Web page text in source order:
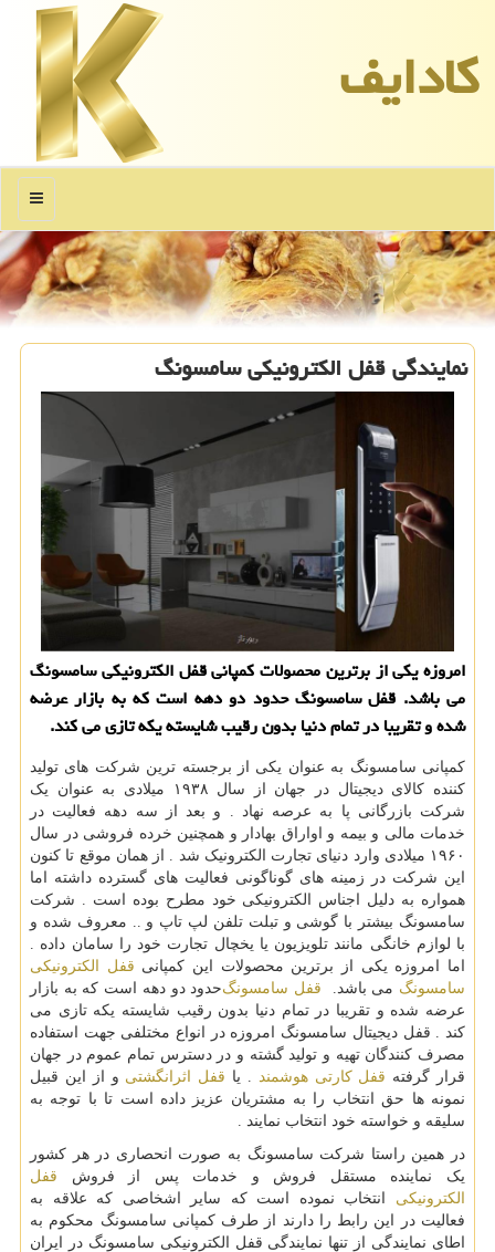
كادایف
منو
نمایندگی قفل الكترونیكی سامسونگ
امروزه یكی از برترین محصولات كمپانی قفل الكترونیكی سامسونگ
می باشد. قفل سامسونگ حدود دو دهه است كه به بازار عرضه
شده و تقریبا در تمام دنیا بدون رقیب شایسته یكه تازی می كند.
کمپانی سامسونگ به عنوان یکی از برجسته ترین شرکت های تولید
کننده کالای دیجیتال در جهان از سال ۱۹۳۸ میلادی به عنوان یک
شرکت بازرگانی پا به عرصه نهاد . و بعد از سه دهه فعالیت در
خدمات مالی و بیمه و اواراق بهادار و همچنین خرده فروشی در سال
۱۹۶۰ میلادی وارد دنیای تجارت الکترونیک شد . از همان موقع تا کنون
این شرکت در زمینه های گوناگونی فعالیت های گسترده داشته اما
همواره به دلیل اجناس الکترونیکی خود مطرح بوده است . شرکت
سامسونگ بیشتر با گوشی و تبلت تلفن لپ تاپ و .. معروف شده و
با لوازم خانگی مانند تلویزیون یا یخچال تجارت خود را سامان داده .
اما امروزه یکی از برترین محصولات این کمپانی قفل الکترونیکی
سامسونگ می باشد. قفل سامسونگحدود دو دهه است که به بازار
عرضه شده و تقریبا در تمام دنیا بدون رقیب شایسته یکه تازی می
کند . قفل دیجیتال سامسونگ امروزه در انواع مختلفی جهت استفاده
مصرف کنندگان تهیه و تولید گشته و در دسترس تمام عموم در جهان
قرار گرفته قفل کارتی هوشمند یا قفل اثرانگشتی و از این قبیل
نمونه ها حق انتخاب را به مشتریان عزیز داده است تا با توجه به
سلیقه و خواسته خود انتخاب نمایند .
در همین راستا شرکت سامسونگ به صورت انحصاری در هر کشور
یک نماینده مستقل فروش و خدمات پس از فروش قفل
الکترونیکی انتخاب نموده است که سایر اشخاصی که علاقه به
فعالیت در این رابط را دارند از طرف کمپانی سامسونگ محکوم به
اطای نمایندگی از تنها نمایندگی قفل الکترونیکی سامسونگ در ایران